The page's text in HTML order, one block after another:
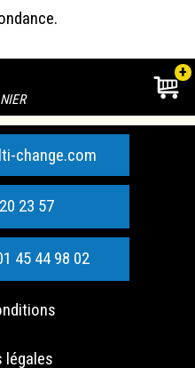
+
change.com
23 57
45 44 98 02
légales